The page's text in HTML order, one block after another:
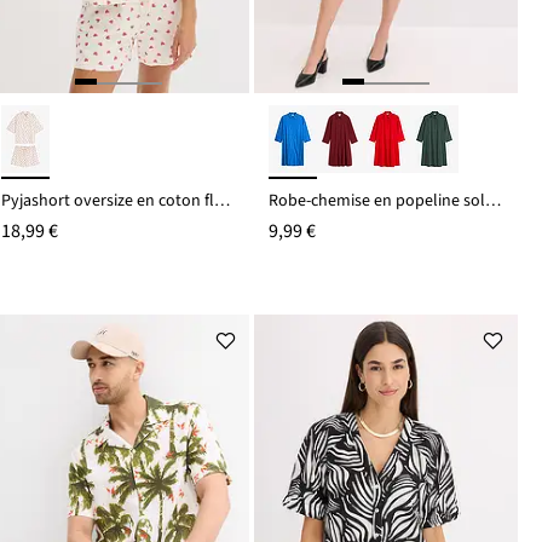
Pyjashort oversize en coton flammé
18,99 €
Robe-chemise en popeline solide
9,99 €